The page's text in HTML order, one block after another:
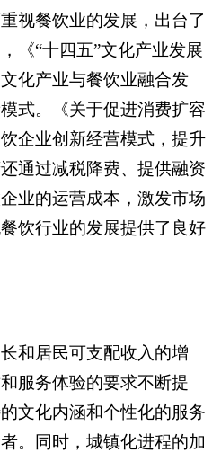
视餐饮业的发展，出台了
《“十四五”文化产业发展
化产业与餐饮业融合发
式。《关于促进消费扩容
企业创新经营模式，提升
通过减税降费、提供融资
业的运营成本，激发市场
饮行业的发展提供了良好
和居民可支配收入的增
服务体验的要求不断提
文化内涵和个性化的服务
。同时，城镇化进程的加